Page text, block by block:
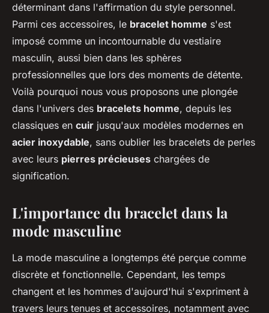
déterminant dans l'affirmation du style personnel.
Parmi ces accessoires, le bracelet homme s'est
imposé comme un incontournable du vestiaire
masculin, aussi bien dans les sphères
professionnelles que lors des moments de détente.
Voilà pourquoi nous vous proposons une plongée
dans l'univers des bracelets homme, depuis les
classiques en cuir jusqu'aux modèles modernes en
acier inoxydable, sans oublier les bracelets de perles
avec leurs pierres précieuses chargées de
signification.
L'importance du bracelet dans la
mode masculine
La mode masculine a longtemps été perçue comme
discrète et fonctionnelle. Cependant, les temps
changent et les hommes d'aujourd'hui s'expriment à
travers leurs tenues et accessoires, notamment avec